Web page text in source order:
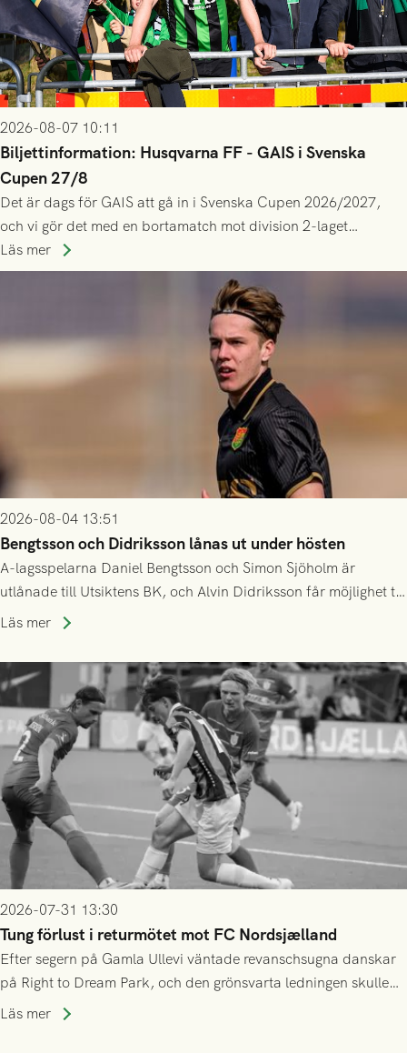
2026-08-07 10:11
Biljettinformation: Husqvarna FF - GAIS i Svenska
Cupen 27/8
Det är dags för GAIS att gå in i Svenska Cupen 2026/2027,
och vi gör det med en bortamatch mot division 2-laget
Husqvarna FF. Häng med och stötta grönsvart på plats!
Läs mer
2026-08-04 13:51
Bengtsson och Didriksson lånas ut under hösten
A-lagsspelarna Daniel Bengtsson och Simon Sjöholm är
utlånade till Utsiktens BK, och Alvin Didriksson får möjlighet till
speltid i Hestrafors genom föreningssamarbete.
Läs mer
2026-07-31 13:30
Tung förlust i returmötet mot FC Nordsjælland
Efter segern på Gamla Ullevi väntade revanschsugna danskar
på Right to Dream Park, och den grönsvarta ledningen skulle
upphöra efter mindre än kvarten spelad. På lika mark visade
Läs mer